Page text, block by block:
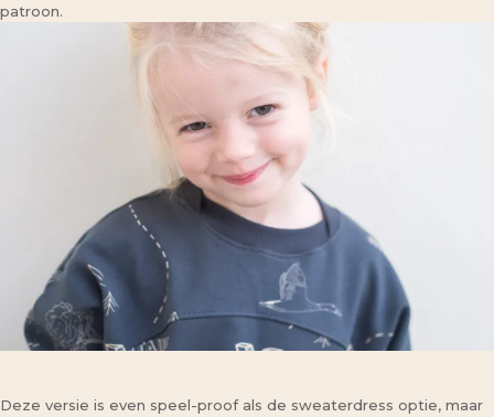
patroon.
Deze versie is even speel-proof als de sweaterdress optie, maar